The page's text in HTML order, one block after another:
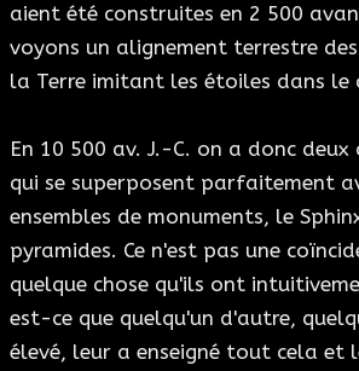
aient été construites en 2 500
voyons un alignement terrestre
la Terre imitant les étoiles dans le
En 10 500 av. J.-C. on a donc
qui se superposent parfaitement
ensembles de monuments, le
pyramides. Ce n'est pas une
quelque chose qu'ils ont
est-ce que quelqu'un d'autre,
élevé, leur a enseigné tout cela et